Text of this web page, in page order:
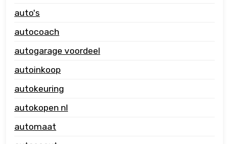
auto's
autocoach
autogarage voordeel
autoinkoop
autokeuring
autokopen nl
automaat